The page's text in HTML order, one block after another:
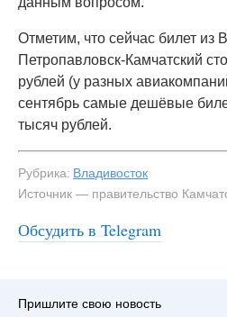
Отметим, что сейчас билет из
Петропавловск-Камчатский
рублей (у разных
сентябрь самые дешёвые
тысяч рублей.
Рубрика: Владивосток
Источник — правительство
Обсудить в Telegram
Пришлите свою новость